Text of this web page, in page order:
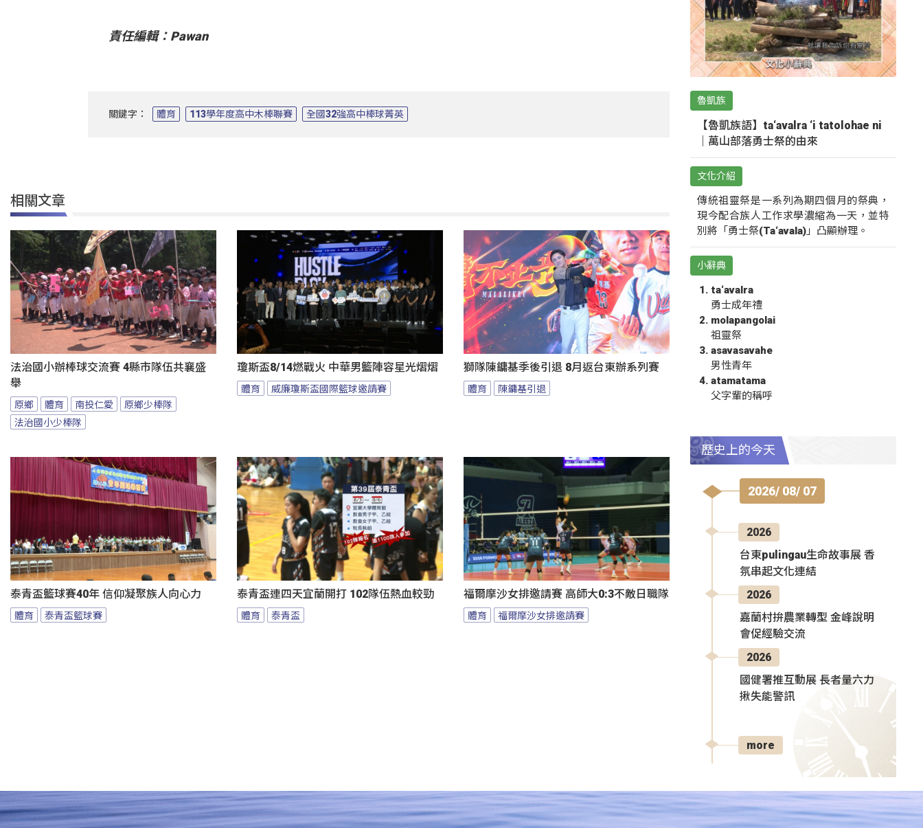
責任編輯：Pawan
關鍵字： 體育 113學年度高中木棒聯賽 全國32強高中棒球菁英
相關文章
法治國小辦棒球交流賽 4縣市隊伍共襄盛
舉
原鄉 體育 南投仁愛
原鄉少棒隊
法治國小少棒隊
瓊斯盃8/14燃戰火 中華男籃陣容星光熠熠
體育 威廉瓊斯盃國際籃球邀請賽
獅隊陳鏞基季後引退 8月返台東辦系列賽
體育 陳鏞基引退
泰青盃籃球賽40年 信仰凝聚族人向心力
體育 泰青盃籃球賽
泰青盃連四天宜蘭開打 102隊伍熱血較勁
體育 泰青盃
福爾摩沙女排邀請賽 高師大0:3不敵日職隊
體育 福爾摩沙女排邀請賽
魯凱族
【魯凱族語】ta‘avalra ‘i tatolohae ni
｜萬山部落勇士祭的由來
文化介紹
傳統祖靈祭是一系列為期四個月的祭典，
現今配合族人工作求學濃縮為一天，並特
別將「勇士祭(Ta‘avala)」凸顯辦理。
小辭典
ta‘avalra
勇士成年禮
molapangolai
祖靈祭
asavasavahe
男性青年
atamatama
父字輩的稱呼
歷史上的今天
2026/ 08/ 07
2026
台東pulingau生命故事展 香
氛串起文化連結
2026
嘉蘭村拚農業轉型 金峰說明
會促經驗交流
2026
國健署推互動展 長者量六力
揪失能警訊
more